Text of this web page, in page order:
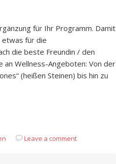
für Ihr Programm. Damit
etwas für die
die beste Freundin / den
Wellness-Angeboten: Von der
(heißen Steinen) bis hin zu
Leave a comment